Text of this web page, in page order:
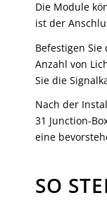
Die Module
ist der
Befestigen
Anzahl von
Sie die
Nach der
31 Junction-
eine
SO